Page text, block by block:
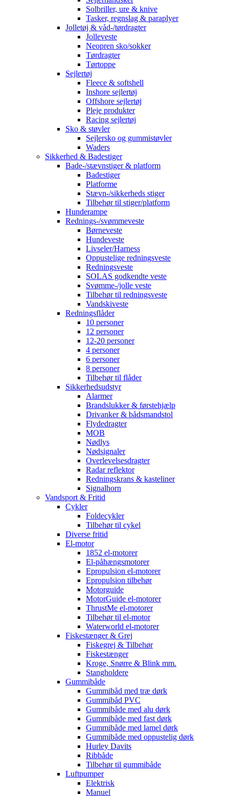
Solbriller, ure & knive
Tasker, regnslag & paraplyer
Jolletøj & våd-/tørdragter
Jolleveste
Neopren sko/sokker
Tørdragter
Tørtoppe
Sejlertøj
Fleece & softshell
Inshore sejlertøj
Offshore sejlertøj
Pleje produkter
Racing sejlertøj
Sko & støvler
Sejlersko og gummistøvler
Waders
Sikkerhed & Badestiger
Bade-/stævnstiger & platform
Badestiger
Platforme
Stævn-/sikkerheds stiger
Tilbehør til stiger/platform
Hunderampe
Rednings-/svømmeveste
Børneveste
Hundeveste
Livseler/Harness
Oppustelige redningsveste
Redningsveste
SOLAS godkendte veste
Svømme-/jolle veste
Tilbehør til redningsveste
Vandskiveste
Redningsflåder
10 personer
12 personer
12-20 personer
4 personer
6 personer
8 personer
Tilbehør til flåder
Sikkerhedsudstyr
Alarmer
Brandslukker & førstehjælp
Drivanker & bådsmandstol
Flydedragter
MOB
Nødlys
Nødsignaler
Overlevelsesdragter
Radar reflektor
Redningskrans & kasteliner
Signalhorn
Vandsport & Fritid
Cykler
Foldecykler
Tilbehør til cykel
Diverse fritid
El-motor
1852 el-motorer
El-påhængsmotorer
Epropulsion el-motorer
Epropulsion tilbehør
Motorguide
MotorGuide el-motorer
ThrustMe el-motorer
Tilbehør til el-motor
Waterworld el-motorer
Fiskestænger & Grej
Fiskegrej & Tilbehør
Fiskestænger
Kroge, Snørre & Blink mm.
Stangholdere
Gummibåde
Gummibåd med træ dørk
Gummibåd PVC
Gummibåde med alu dørk
Gummibåde med fast dørk
Gummibåde med lamel dørk
Gummibåde med oppustelig dørk
Hurley Davits
Ribbåde
Tilbehør til gummibåde
Luftpumper
Elektrisk
Manuel